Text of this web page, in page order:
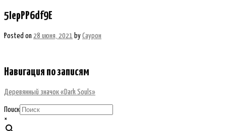
5IepPP6df9E
Posted on 28 июня, 2021 by Саурон
Навигация по записям
Деревянный значок «Dark Souls»
Поиск
×